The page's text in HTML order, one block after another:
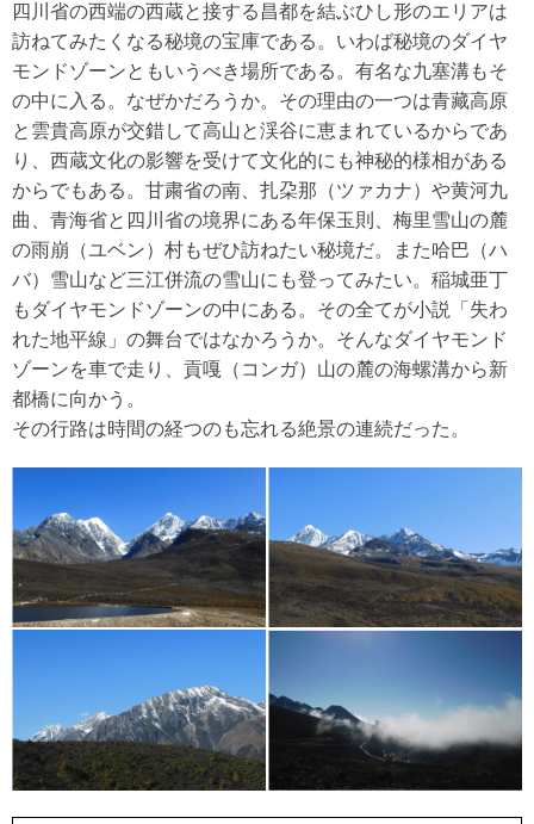
四川省の西端の西蔵と接する昌都を結ぶひし形のエリアは
訪ねてみたくなる秘境の宝庫である。いわば秘境のダイヤ
モンドゾーンともいうべき場所である。有名な九塞溝もそ
の中に入る。なぜかだろうか。その理由の一つは青藏高原
と雲貴高原が交錯して高山と渓谷に恵まれているからであ
り、西蔵文化の影響を受けて文化的にも神秘的様相がある
からでもある。甘粛省の南、扎朶那（ツァカナ）や黄河九
曲、青海省と四川省の境界にある年保玉則、梅里雪山の麓
の雨崩（ユベン）村もぜひ訪ねたい秘境だ。また哈巴（ハ
バ）雪山など三江併流の雪山にも登ってみたい。稲城亜丁
もダイヤモンドゾーンの中にある。その全てが小説「失わ
れた地平線」の舞台ではなかろうか。そんなダイヤモンド
ゾーンを車で走り、貢嘎（コンガ）山の麓の海螺溝から新
都橋に向かう。
その行路は時間の経つのも忘れる絶景の連続だった。